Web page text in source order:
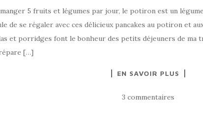
5 fruits et légumes par jour, le potiron est un
de se régaler avec ces délicieux pancakes au potiron et
et porridges font le bonheur des petits déjeuners de ma
[…]
EN SAVOIR PLUS
3 commentaires